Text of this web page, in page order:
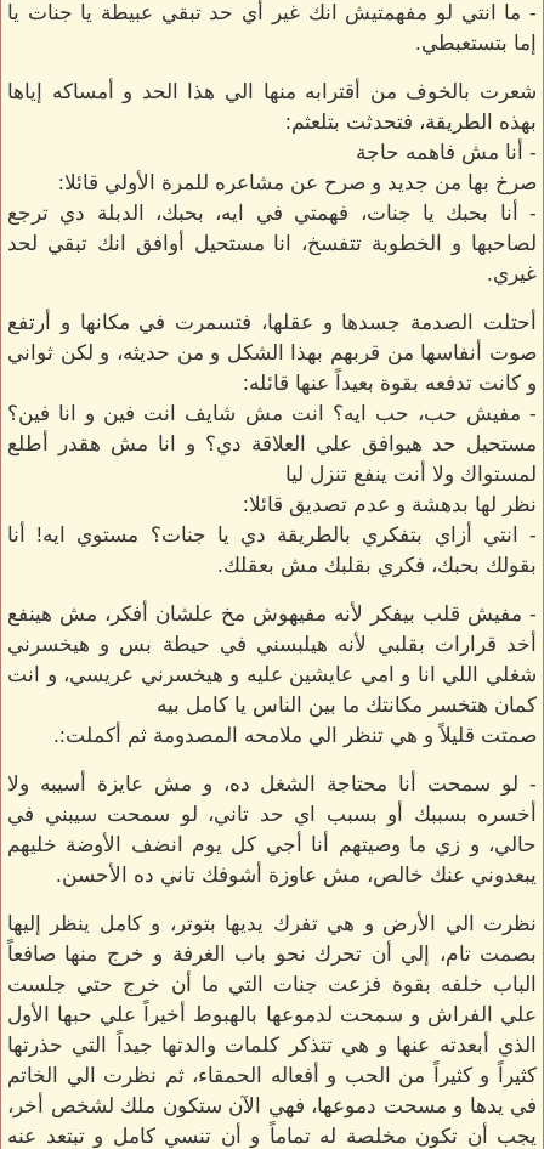
- ما انتي لو مفهمتيش انك غير أي حد تبقي عبيطة يا جنات يا
إما بتستعبطي.
شعرت بالخوف من أقترابه منها الي هذا الحد و أمساكه إياها
بهذه الطريقة، فتحدثت بتلعثم:
- أنا مش فاهمه حاجة
صرخ بها من جديد و صرح عن مشاعره للمرة الأولي قائلا:
- أنا بحبك يا جنات، فهمتي في ايه، بحبك، الدبلة دي ترجع
لصاحبها و الخطوبة تتفسخ، انا مستحيل أوافق انك تبقي لحد
غيري.
أحتلت الصدمة جسدها و عقلها، فتسمرت في مكانها و أرتفع
صوت أنفاسها من قربهم بهذا الشكل و من حديثه، و لكن ثواني
و كانت تدفعه بقوة بعيداً عنها قائله:
- مفيش حب، حب ايه؟ انت مش شايف انت فين و انا فين؟
مستحيل حد هيوافق علي العلاقة دي؟ و انا مش هقدر أطلع
لمستواك ولا أنت ينفع تنزل ليا
نظر لها بدهشة و عدم تصديق قائلا:
- انتي أزاي بتفكري بالطريقة دي يا جنات؟ مستوي ايه! أنا
بقولك بحبك، فكري بقلبك مش بعقلك.
- مفيش قلب بيفكر لأنه مفيهوش مخ علشان أفكر، مش هينفع
أخد قرارات بقلبي لأنه هيلبسني في حيطة بس و هيخسرني
شغلي اللي انا و امي عايشين عليه و هيخسرني عريسي، و انت
كمان هتخسر مكانتك ما بين الناس يا كامل بيه
صمتت قليلاً و هي تنظر الي ملامحه المصدومة ثم أكملت:.
- لو سمحت أنا محتاجة الشغل ده، و مش عايزة أسيبه ولا
أخسره بسببك أو بسبب اي حد تاني، لو سمحت سيبني في
حالي، و زي ما وصيتهم أنا أجي كل يوم انضف الأوضة خليهم
يبعدوني عنك خالص، مش عاوزة أشوفك تاني ده الأحسن.
نظرت الي الأرض و هي تفرك يديها بتوتر، و كامل ينظر إليها
بصمت تام، إلي أن تحرك نحو باب الغرفة و خرج منها صافعاً
الباب خلفه بقوة فزعت جنات التي ما أن خرج حتي جلست
علي الفراش و سمحت لدموعها بالهبوط أخيراً علي حبها الأول
الذي أبعدته عنها و هي تتذكر كلمات والدتها جيداً التي حذرتها
كثيراً و كثيراً من الحب و أفعاله الحمقاء، ثم نظرت الي الخاتم
في يدها و مسحت دموعها، فهي الآن ستكون ملك لشخص أخر،
يجب أن تكون مخلصة له تماماً و أن تنسي كامل و تبتعد عنه